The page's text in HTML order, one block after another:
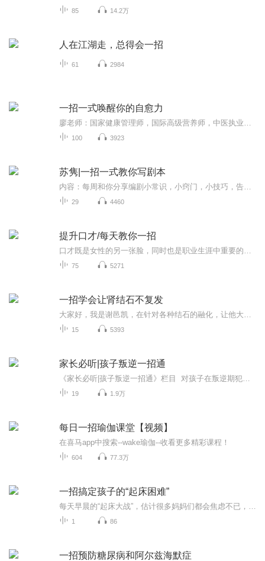
85 14.2万
人在江湖走，总得会一招
61 2984
一招一式唤醒你的自愈力
100 3923
苏隽|一招一式教你写剧本
29 4460
提升口才/每天教你一招
75 5271
一招学会让肾结石不复发
15 5393
家长必听|孩子叛逆一招通
19 1.9万
每日一招瑜伽课堂【视频】
在喜马app中搜索--wake瑜伽--收看更多精彩课程！
604 77.3万
一招搞定孩子的“起床困难”
1 86
一招预防糖尿病和阿尔兹海默症